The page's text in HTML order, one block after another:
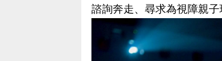
諮詢奔走、尋求為視障親子